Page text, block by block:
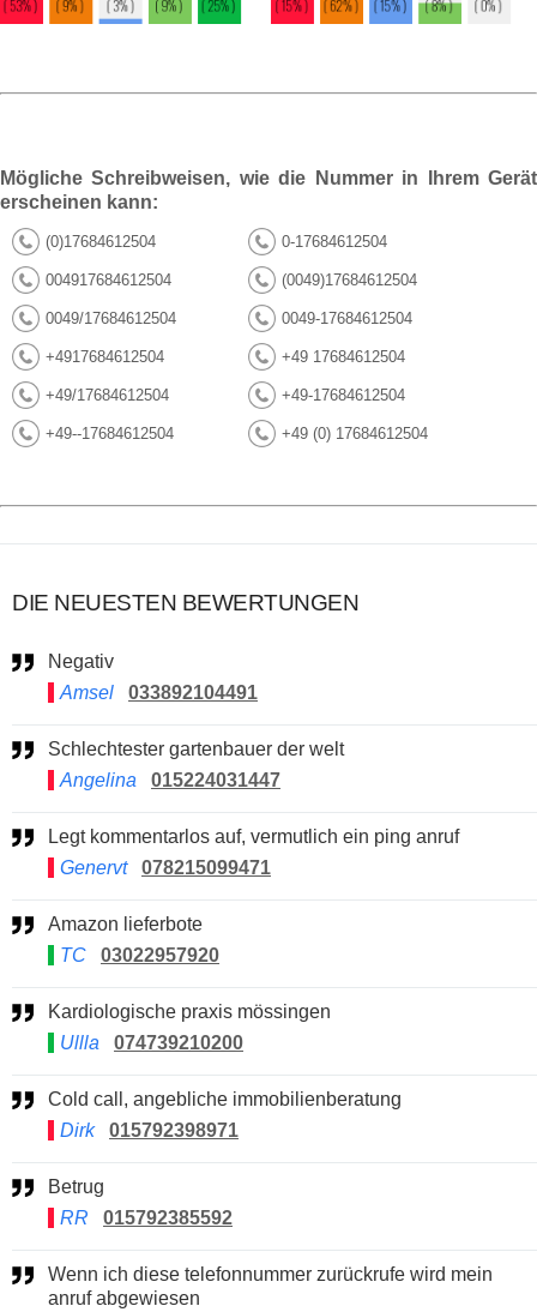
Mögliche Schreibweisen, wie die Nummer in Ihrem Gerät
erscheinen kann:
(0)17684612504 0-17684612504
004917684612504 (0049)17684612504
0049/17684612504 0049-17684612504
+4917684612504 +49 17684612504
+49/17684612504 +49-17684612504
+49--17684612504 +49 (0) 17684612504
DIE NEUESTEN BEWERTUNGEN
Negativ
Amsel
033892104491
Schlechtester gartenbauer der welt
Angelina
015224031447
Legt kommentarlos auf, vermutlich ein ping anruf
Genervt
078215099471
Amazon lieferbote
TC
03022957920
Kardiologische praxis mössingen
Ullla
074739210200
Cold call, angebliche immobilienberatung
Dirk
015792398971
Betrug
RR
015792385592
Wenn ich diese telefonnummer zurückrufe wird mein
anruf abgewiesen